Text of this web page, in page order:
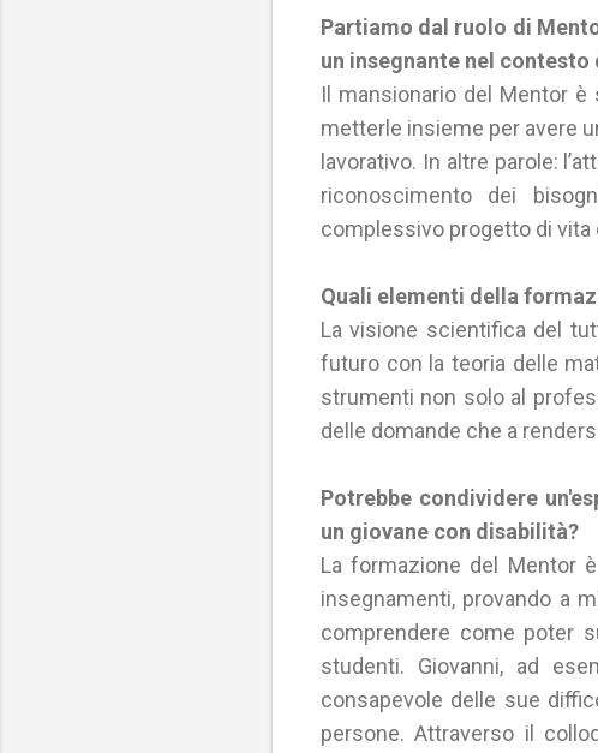
Partiamo dal ruolo di
un insegnante nel
Il mansionario del Mentor
metterle insieme per avere
lavorativo. In altre parole:
riconoscimento dei
complessivo progetto di vita
Quali elementi della
La visione scientifica del
futuro con la teoria delle
strumenti non solo al
delle domande che a
Potrebbe condividere
un giovane con disabilità?
La formazione del Mentor
insegnamenti, provando a
comprendere come poter
studenti. Giovanni, ad
consapevole delle sue
persone. Attraverso il